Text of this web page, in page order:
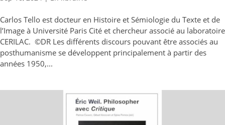
Carlos Tello est docteur en Histoire et Sémiologie du Texte et de
l’Image à Université Paris Cité et chercheur associé au laboratoire
CERILAC. ©DR Les différents discours pouvant être associés au
posthumanisme se développent principalement à partir des
années 1950,...